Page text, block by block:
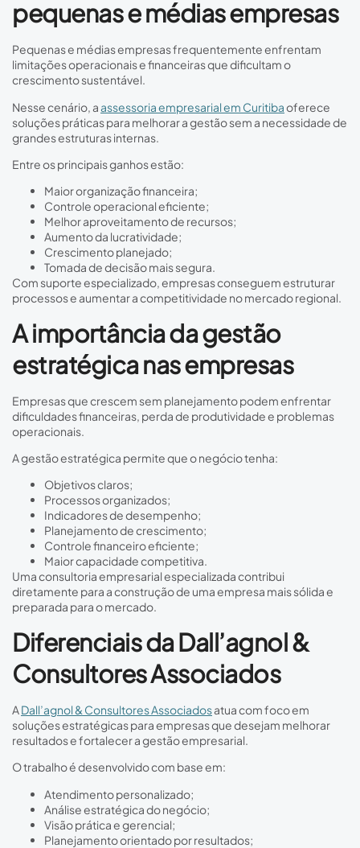
pequenas e médias empresas
Pequenas e médias empresas frequentemente enfrentam
limitações operacionais e financeiras que dificultam o
crescimento sustentável.
Nesse cenário, a assessoria empresarial em Curitibaoferece
soluções práticas para melhorar a gestão sem a necessidade de
grandes estruturas internas.
Entre os principais ganhos estão:
Maior organização financeira;
Controle operacional eficiente;
Melhor aproveitamento de recursos;
Aumento da lucratividade;
Crescimento planejado;
Tomada de decisão mais segura.
Com suporte especializado, empresas conseguem estruturar
processos e aumentar a competitividade no mercado regional.
A importância da gestão
estratégica nas empresas
Empresas que crescem sem planejamento podem enfrentar
dificuldades financeiras, perda de produtividade e problemas
operacionais.
A gestão estratégica permite que o negócio tenha:
Objetivos claros;
Processos organizados;
Indicadores de desempenho;
Planejamento de crescimento;
Controle financeiro eficiente;
Maior capacidade competitiva.
Uma consultoria empresarial especializada contribui
diretamente para a construção de uma empresa mais sólida e
preparada para o mercado.
Diferenciais da Dall’agnol &
Consultores Associados
ADall’agnol & Consultores Associadosatua com foco em
soluções estratégicas para empresas que desejam melhorar
resultados e fortalecer a gestão empresarial.
O trabalho é desenvolvido com base em:
Atendimento personalizado;
Análise estratégica do negócio;
Visão prática e gerencial;
Planejamento orientado por resultados;